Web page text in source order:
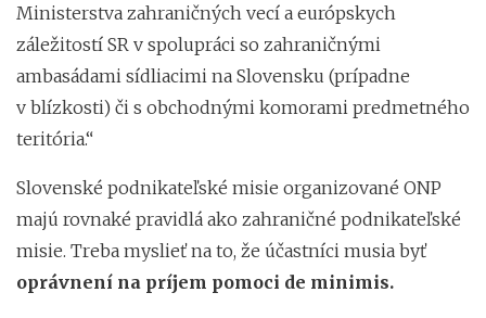
Ministerstva zahraničných vecí a európskych
záležitostí SR v spolupráci so zahraničnými
ambasádami sídliacimi na Slovensku (prípadne
v blízkosti) či s obchodnými komorami predmetného
teritória.“
Slovenské podnikateľské misie organizované ONP
majú rovnaké pravidlá ako zahraničné podnikateľské
misie. Treba myslieť na to, že účastníci musia byť
oprávnení na príjem pomoci de minimis.